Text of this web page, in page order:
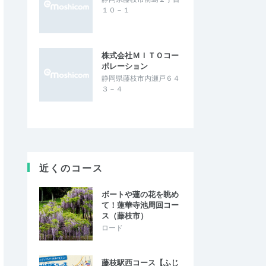
１０－１
株式会社ＭＩＴＯコー
ポレーション
静岡県藤枝市内瀬戸６４
３－４
近くのコース
ボートや蓮の花を眺め
て！蓮華寺池周回コー
ス（藤枝市）
ロード
藤枝駅西コース【ふじ